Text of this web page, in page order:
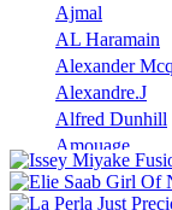
Ajmal
AL Haramain
Alexander
Alexandre.J
Alfred Dunhill
Amouage
Angel
Anna Sui